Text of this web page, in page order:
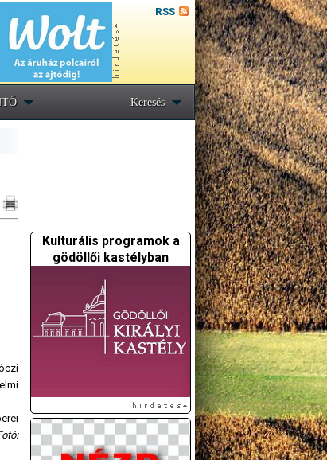
RSS
Keresés
Kulturális programok a
gödöllői kastélyban